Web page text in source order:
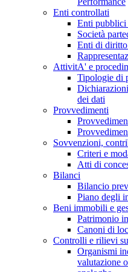
Enti controllati
Enti
Società
Enti di
AttivitA' e
Tipologie di
dei dati
Provvedimenti
Sovvenzioni,
Criteri e
Atti di
Bilanci
Bilancio
Piano degli
Beni immobili e
Patrimonio
Canoni di
Controlli e rilievi
Organismi
valutazione